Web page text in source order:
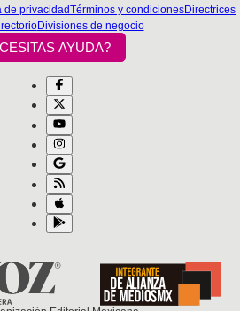
de privacidadTérminos y condicionesDirectrices
Divisiones de negocio
AYUDA?